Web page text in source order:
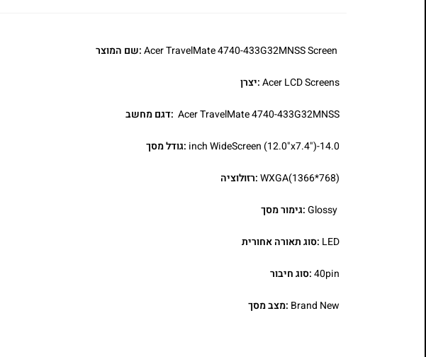
:שם המוצר
Acer LCD Screens:יצרן
Acer TravelMate 4740-433G32MNSS :דגם מחשב
14.0-inch WideScreen (12.0"x7.4") :גודל מסך
WXGA(1366*768):רזולוציה
Glossy:גימור מסך
LED :סוג תאורה אחורית
40pin:סוג חיבור
Brand New :מצב מסך